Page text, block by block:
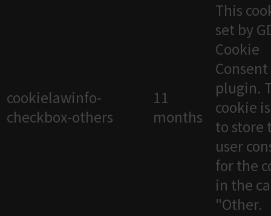
cookielawinfo-
checkbox-others
11
months
This
set by
Cookie
Consent
plugin.
cookie
to store
user
for the
in the
"Other.